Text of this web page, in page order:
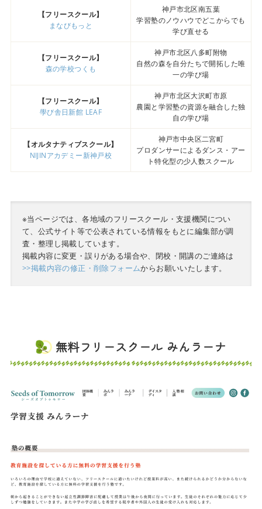
【フリースクール】
まなびもっと
神戸市北区南五葉
学習塾のノウハウでどこからでも
学び直せる
【フリースクール】
森の学校つくも
神戸市北区八多町附物
自然の森を自分たちで開拓した唯
一の学び場
【フリースクール】
學び舎日新館 LEAF
神戸市北区大沢町市原
農園と学習塾の資源を融合した独
自の学び場
【オルタナティブスクール】
NIJINアカデミー新神戸校
神戸市中央区二宮町
プロダンサーによるダンス・アー
ト特化型の少人数スクール
※当ページでは、各地域のフリースクール・支援機関につい
て、公式サイト等で公表されている情報をもとに編集部が調
査・整理し掲載しています。
掲載内容に変更・誤りがある場合や、閉校・開講のご連絡は
>>掲載内容の修正・削除フォームからお願いいたします。
無料フリースクール みんラーナ